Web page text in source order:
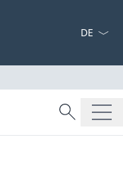
Cercare
Ricerca